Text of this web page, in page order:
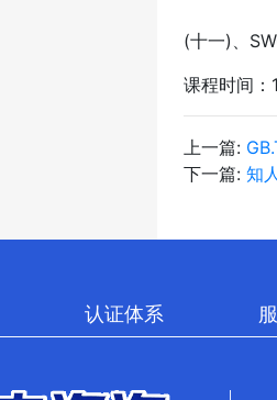
(十一)、
课程时间
上一篇:
下一篇:知
认证体系